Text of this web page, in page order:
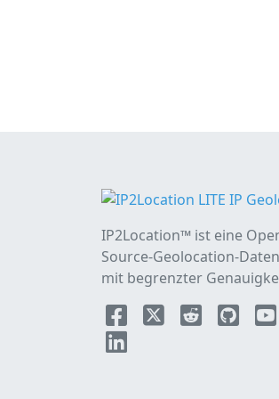
IP2Location™ ist eine
Source-Geolocation-
mit begrenzter